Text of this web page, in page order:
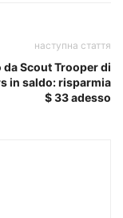
наступна стаття
da Scout Trooper di
in saldo: risparmia
$ 33 adesso